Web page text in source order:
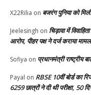
X22Rilia on बजरंग पुनिया को
Jeelesingh on चिड़ावा में
आरोप, पीहर पक्ष ने दर्ज कराया
Sofiya on प्रधानमंत्री
Payal on RBSE 10वीं बोर्ड का
6259 छात्रों ने दी थी परीक्षा, 50